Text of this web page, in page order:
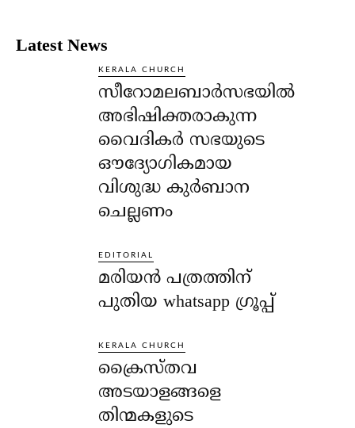
Latest News
KERALA CHURCH
സീറോമലബാർസഭയിൽ
അഭിഷിക്തരാകുന്ന
വൈദികർ സഭയുടെ
ഔദ്യോഗികമായ
വിശുദ്ധ കുർബാന
ചെല്ലണം
EDITORIAL
മരിയൻ പത്രത്തിന്
പുതിയ whatsapp ഗ്രൂപ്പ്
KERALA CHURCH
ക്രൈസ്തവ
അടയാളങ്ങളെ
തിന്മകളുടെ